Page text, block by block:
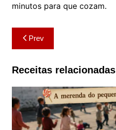
minutos para que cozam.
Navegação
de
artigos
Prev
Receitas relacionadas